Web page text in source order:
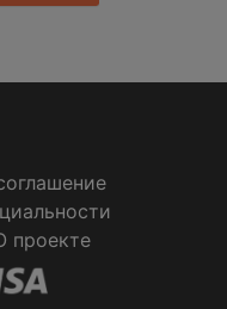
проекте